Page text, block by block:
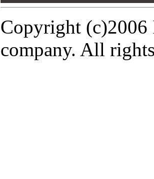
Copyright (c)2006
company. All